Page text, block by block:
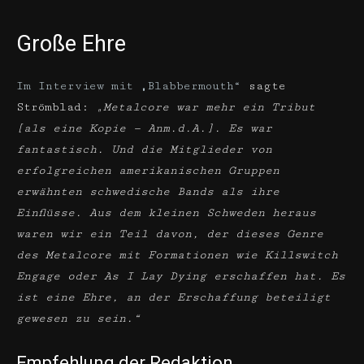
Große Ehre
Im Interview mit „Blabbermouth“
sagte
Strömblad:
„Metalcore war mehr ein Tribut
[als eine Kopie — Anm.d.A.]. Es war
fantastisch. Und die Mitglieder von
erfolgreichen amerikanischen Gruppen
erwähnten schwedische Bands als ihre
Einflüsse. Aus dem kleinen Schweden heraus
waren wir ein Teil davon, der dieses Genre
des Metalcore mit Formationen wie Killswitch
Engage oder As I Lay Dying erschaffen hat. Es
ist eine Ehre, an der Erschaffung beteiligt
gewesen zu sein.“